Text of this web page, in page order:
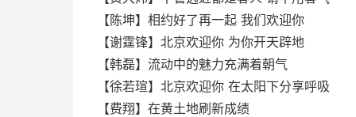
【陈坤】相约好了再一起 我们欢迎你
【谢霆锋】北京欢迎你 为你开天辟地
【韩磊】流动中的魅力充满着朝气
【徐若瑄】北京欢迎你 在太阳下分享呼吸
【费翔】在黄土地刷新成绩